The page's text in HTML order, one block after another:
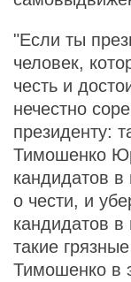
"Если ты
человек,
честь и
нечестно
президенту:
Тимошенко
кандидатов
о чести, и
кандидатов в
такие
Тимошенко в